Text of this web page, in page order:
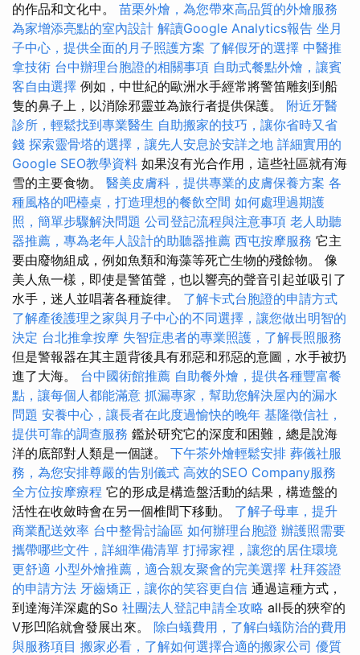
的作品和文化中。 苗栗外燴，為您帶來高品質的外燴服務
為家增添亮點的室內設計 解讀Google Analytics報告 坐月
子中心，提供全面的月子照護方案 了解假牙的選擇 中醫推
拿技術 台中辦理台胞證的相關事項 自助式餐點外燴，讓賓
客自由選擇 例如，中世紀的歐洲水手經常將警笛雕刻到船
隻的鼻子上，以消除邪靈並為旅行者提供保護。 附近牙醫
診所，輕鬆找到專業醫生 自助搬家的技巧，讓你省時又省
錢 探索靈骨塔的選擇，讓先人安息於安詳之地 詳細實用的
Google SEO教學資料 如果沒有光合作用，這些社區就有海
雪的主要食物。 醫美皮膚科，提供專業的皮膚保養方案 各
種風格的吧檯桌，打造理想的餐飲空間 如何處理過期護
照，簡單步驟解決問題 公司登記流程與注意事項 老人助聽
器推薦，專為老年人設計的助聽器推薦 西屯按摩服務 它主
要由廢物組成，例如魚類和海藻等死亡生物的殘餘物。 像
美人魚一樣，即使是警笛聲，也以響亮的聲音引起並吸引了
水手，迷人並唱著各種旋律。 了解卡式台胞證的申請方式
了解產後護理之家與月子中心的不同選擇，讓您做出明智的
決定 台北推拿按摩 失智症患者的專業照護，了解長照服務
但是警報器在其主題背後具有邪惡和邪惡的意圖，水手被扔
進了大海。 台中國術館推薦 自助餐外燴，提供各種豐富餐
點，讓每個人都能滿意 抓漏專家，幫助您解決屋內的漏水
問題 安養中心，讓長者在此度過愉快的晚年 基隆徵信社，
提供可靠的調查服務 鑑於研究它的深度和困難，總是說海
洋的底部對人類是一個謎。 下午茶外燴輕鬆安排 葬儀社服
務，為您安排尊嚴的告別儀式 高效的SEO Company服務
全方位按摩療程 它的形成是構造盤活動的結果，構造盤的
活性在收斂時會在另一個椎間下移動。 了解子母車，提升
商業配送效率 台中整骨討論區 如何辦理台胞證 辦護照需要
攜帶哪些文件，詳細準備清單 打掃家裡，讓您的居住環境
更舒適 小型外燴推薦，適合親友聚會的完美選擇 杜拜簽證
的申請方法 牙齒矯正，讓你的笑容更自信 通過這種方式，
到達海洋深處的So 社團法人登記申請全攻略 all長的狹窄的
V形凹陷就會發展出來。 除白蟻費用，了解白蟻防治的費用
與服務項目 搬家必看，了解如何選擇合適的搬家公司 優質